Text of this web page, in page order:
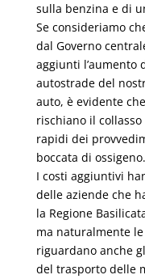
sulla benzina e di
Se consideriamo
dal Governo
aggiunti l’aumento
autostrade del
auto, è evidente
rischiano il
rapidi dei
boccata di ossigeno.
I costi aggiuntivi
delle aziende che
la Regione
ma naturalmente
riguardano anche
del trasporto delle